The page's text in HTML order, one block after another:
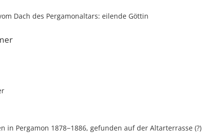
Dach des Pergamonaltars: eilende Göttin
in Pergamon 1878−1886, gefunden auf der Altarterrasse (?)